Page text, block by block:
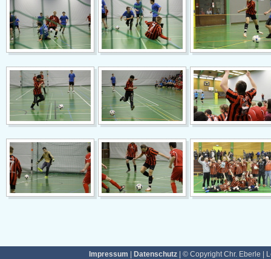
Impressum Datenschutz | © Copyright Chr. Eberle |